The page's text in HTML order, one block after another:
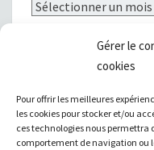
Gérer le
cookies
Pour offrir les meilleures
les cookies pour stocker et/ou
ces technologies nous permettra
comportement de navigation ou
Archives